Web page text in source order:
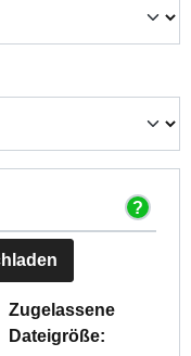
Zugelassene
Dateigröße: